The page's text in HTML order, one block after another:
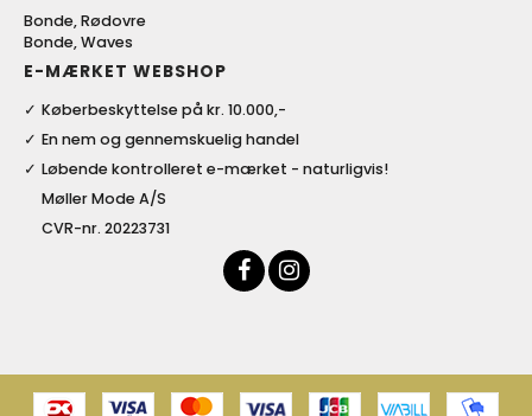
Bonde, Rødovre
Bonde, Waves
E-MÆRKET WEBSHOP
Køberbeskyttelse på kr. 10.000,-
En nem og gennemskuelig handel
Løbende kontrolleret e-mærket - naturligvis!
Møller Mode A/S
CVR-nr. 20223731